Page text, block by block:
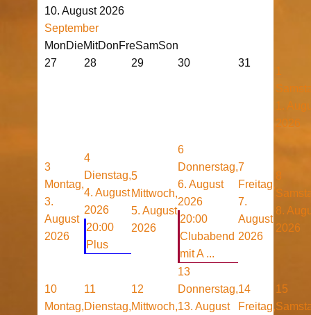
10. August 2026
September
MonDieMitDonFreSamSon
27
28 29 30 31
1
1.
2026
3
Montag,
3.
August
2026
4
Dienstag,
4. August
2026
20:00
Plus
5
Mittwoch,
5. August
2026
6
Donnerstag,
6. August
2026
20:00
Clubabend
mit A ...
7
Freitag,
7.
August
2026
8
8.
2026
10
Montag,
11
Dienstag,
12
Mittwoch,
13
Donnerstag,
13. August
14
Freitag,
15